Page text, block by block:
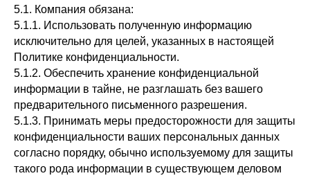
5.1. Компания обязана:
5.1.1. Использовать полученную информацию
исключительно для целей, указанных в настоящей
Политике конфиденциальности.
5.1.2. Обеспечить хранение конфиденциальной
информации в тайне, не разглашать без вашего
предварительного письменного разрешения.
5.1.3. Принимать меры предосторожности для защиты
конфиденциальности ваших персональных данных
согласно порядку, обычно используемому для защиты
такого рода информации в существующем деловом